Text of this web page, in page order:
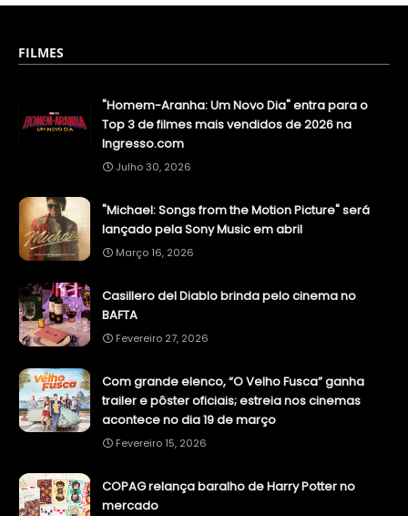
FILMES
"Homem-Aranha: Um Novo Dia" entra para o
Top 3 de filmes mais vendidos de 2026 na
Ingresso.com
Julho 30, 2026
"Michael: Songs from the Motion Picture" será
lançado pela Sony Music em abril
Março 16, 2026
Casillero del Diablo brinda pelo cinema no
BAFTA
Fevereiro 27, 2026
Com grande elenco, “O Velho Fusca” ganha
trailer e pôster oficiais; estreia nos cinemas
acontece no dia 19 de março
Fevereiro 15, 2026
COPAG relança baralho de Harry Potter no
mercado